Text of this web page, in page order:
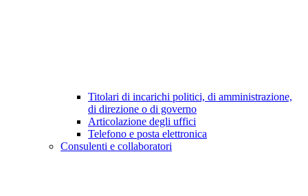
Titolari di incarichi politici, di amministrazione,
di direzione o di governo
Articolazione degli uffici
Telefono e posta elettronica
Consulenti e collaboratori